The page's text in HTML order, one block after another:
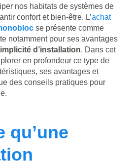
nos habitats de systèmes de
confort et bien-être. L’achat
se présente comme
notamment pour ses avantages
d’installation. Dans cet
en profondeur ce type de
ses avantages et
des conseils pratiques pour
qu’une